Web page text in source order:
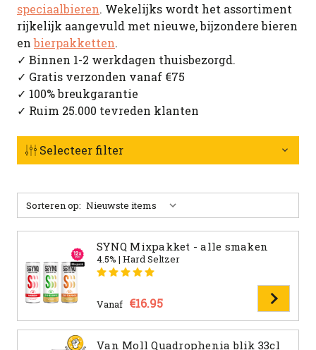
speciaalbieren. Wekelijks wordt het assortiment
rijkelijk aangevuld met nieuwe, bijzondere bieren
enbierpakketten.
✓ Binnen 1-2 werkdagen thuisbezorgd.
✓ Gratis verzonden vanaf €75
✓ 100% breukgarantie
✓ Ruim 25.000 tevreden klanten
Selecteer filter
Sorteren op:
SYNQ Mixpakket - alle smaken
4.5% | Hard Seltzer
Vanaf €16.95
Van Moll Quadrophenia blik 33cl